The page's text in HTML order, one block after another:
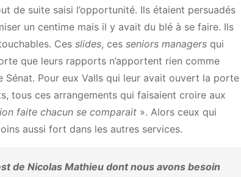
de suite saisi l’opportunité. Ils étaient persuadés
un centime mais il y avait du blé à se faire. Ils
Ces slides, ces seniors managers qui
que leurs rapports n’apportent rien comme
Pour eux Valls qui leur avait ouvert la porte
tous ces arrangements qui faisaient croire aux
faite chacun se comparait ». Alors ceux qui
aussi fort dans les autres services.
de Nicolas Mathieu dont nous avons besoin